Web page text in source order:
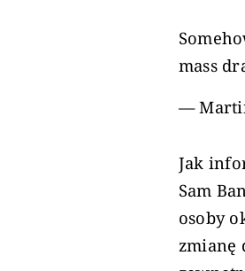
mass
—
Jak
Sam
osoby
zmianę